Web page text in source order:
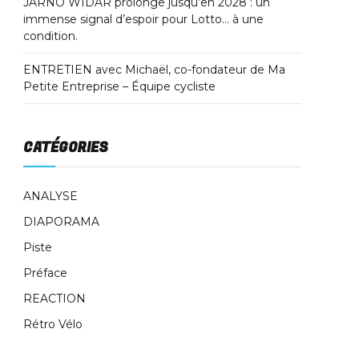
immense signal d’espoir pour Lotto… à une
condition.
ENTRETIEN avec Michaël, co-fondateur de Ma
Petite Entreprise – Équipe cycliste
CATÉGORIES
ANALYSE
DIAPORAMA
Piste
Préface
REACTION
Rétro Vélo